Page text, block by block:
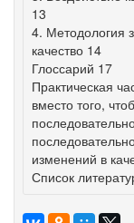
13
4. Методология
качество 14
Глоссарий 17
Практическая
вместо того,
изменений в
Список